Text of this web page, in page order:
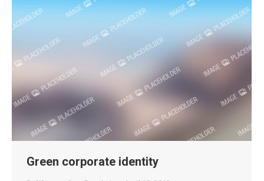
Green corporate identity